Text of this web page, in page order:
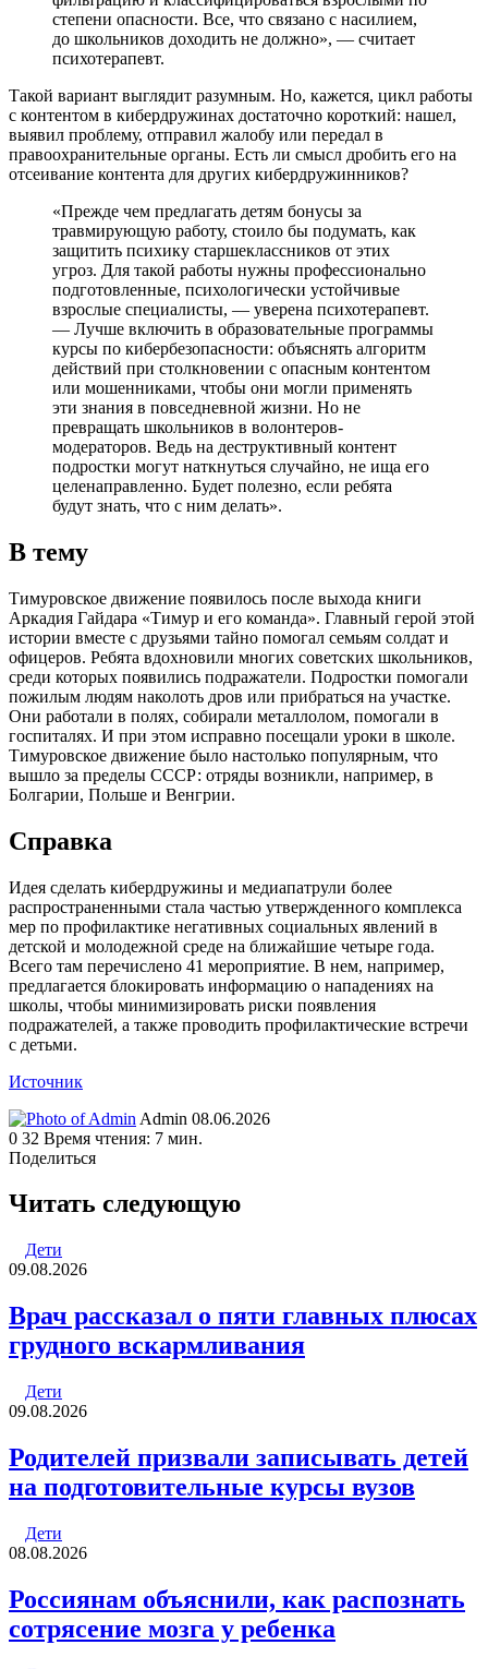
степени опасности. Все, что связано с насилием,
до школьников доходить не должно», — считает
психотерапевт.
Такой вариант выглядит разумным. Но, кажется, цикл работы
с контентом в кибердружинах достаточно короткий: нашел,
выявил проблему, отправил жалобу или передал в
правоохранительные органы. Есть ли смысл дробить его на
отсеивание контента для других кибердружинников?
«Прежде чем предлагать детям бонусы за
травмирующую работу, стоило бы подумать, как
защитить психику старшеклассников от этих
угроз. Для такой работы нужны профессионально
подготовленные, психологически устойчивые
взрослые специалисты, — уверена психотерапевт.
— Лучше включить в образовательные программы
курсы по кибербезопасности: объяснять алгоритм
действий при столкновении с опасным контентом
или мошенниками, чтобы они могли применять
эти знания в повседневной жизни. Но не
превращать школьников в волонтеров-
модераторов. Ведь на деструктивный контент
подростки могут наткнуться случайно, не ища его
целенаправленно. Будет полезно, если ребята
будут знать, что с ним делать».
В тему
Тимуровское движение появилось после выхода книги
Аркадия Гайдара «Тимур и его команда». Главный герой этой
истории вместе с друзьями тайно помогал семьям солдат и
офицеров. Ребята вдохновили многих советских школьников,
среди которых появились подражатели. Подростки помогали
пожилым людям наколоть дров или прибраться на участке.
Они работали в полях, собирали металлолом, помогали в
госпиталях. И при этом исправно посещали уроки в школе.
Тимуровское движение было настолько популярным, что
вышло за пределы СССР: отряды возникли, например, в
Болгарии, Польше и Венгрии.
Справка
Идея сделать кибердружины и медиапатрули более
распространенными стала частью утвержденного комплекса
мер по профилактике негативных социальных явлений в
детской и молодежной среде на ближайшие четыре года.
Всего там перечислено 41 мероприятие. В нем, например,
предлагается блокировать информацию о нападениях на
школы, чтобы минимизировать риски появления
подражателей, а также проводить профилактические встречи
с детьми.
Источник
Admin Send
an
08.06.2026
0 32 Время чтения: 7 мин.
Поделиться
через
электронную
Читать следующую
Дети
09.08.2026
Врач рассказал о пяти главных плюсах
грудного вскармливания
Дети
09.08.2026
Родителей призвали записывать детей
на подготовительные курсы вузов
Дети
08.08.2026
Россиянам объяснили, как распознать
сотрясение мозга у ребенка